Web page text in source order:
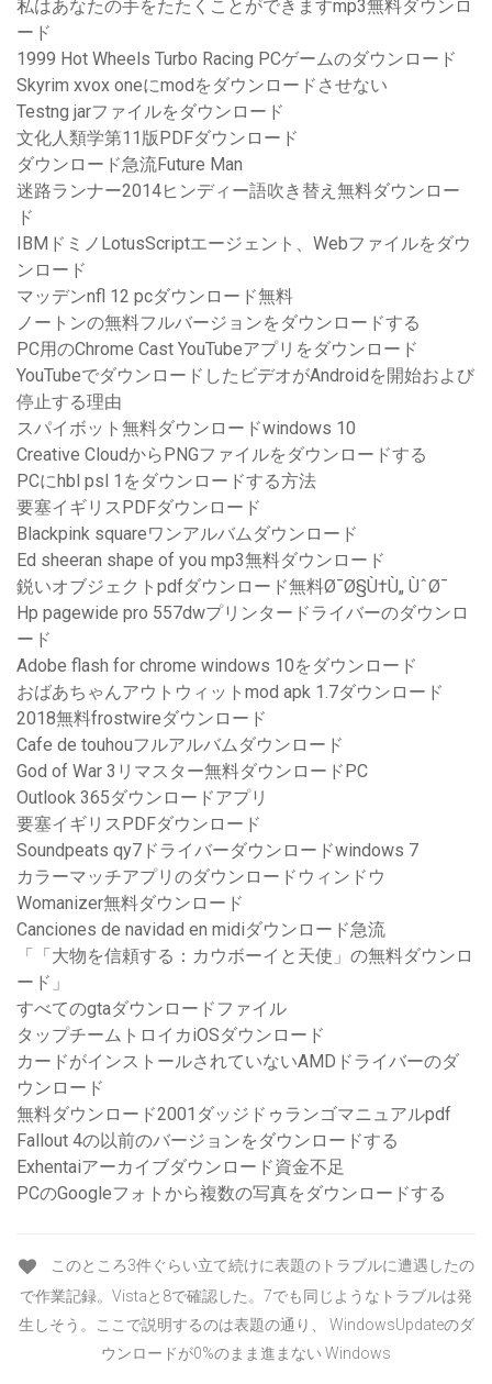
私はあなたの手をたたくことができますmp3無料ダウンロ
ード
1999 Hot Wheels Turbo Racing PCゲームのダウンロード
Skyrim xvox oneにmodをダウンロードさせない
Testng jarファイルをダウンロード
文化人類学第11版PDFダウンロード
ダウンロード急流Future Man
迷路ランナー2014ヒンディー語吹き替え無料ダウンロー
ド
IBMドミノLotusScriptエージェント、Webファイルをダウ
ンロード
マッデンnfl 12 pcダウンロード無料
ノートンの無料フルバージョンをダウンロードする
PC用のChrome Cast YouTubeアプリをダウンロード
YouTubeでダウンロードしたビデオがAndroidを開始および
停止する理由
スパイボット無料ダウンロードwindows 10
Creative CloudからPNGファイルをダウンロードする
PCにhbl psl 1をダウンロードする方法
要塞イギリスPDFダウンロード
Blackpink squareワンアルバムダウンロード
Ed sheeran shape of you mp3無料ダウンロード
鋭いオブジェクトpdfダウンロード無料Ø¯Ø§Ù†Ù„ ÙˆØ¯
Hp pagewide pro 557dwプリンタードライバーのダウンロ
ード
Adobe flash for chrome windows 10をダウンロード
おばあちゃんアウトウィットmod apk 1.7ダウンロード
2018無料frostwireダウンロード
Cafe de touhouフルアルバムダウンロード
God of War 3リマスター無料ダウンロードPC
Outlook 365ダウンロードアプリ
要塞イギリスPDFダウンロード
Soundpeats qy7ドライバーダウンロードwindows 7
カラーマッチアプリのダウンロードウィンドウ
Womanizer無料ダウンロード
Canciones de navidad en midiダウンロード急流
「「大物を信頼する：カウボーイと天使」の無料ダウンロ
ード」
すべてのgtaダウンロードファイル
タップチームトロイカiOSダウンロード
カードがインストールされていないAMDドライバーのダ
ウンロード
無料ダウンロード2001ダッジドゥランゴマニュアルpdf
Fallout 4の以前のバージョンをダウンロードする
Exhentaiアーカイブダウンロード資金不足
PCのGoogleフォトから複数の写真をダウンロードする
このところ3件ぐらい立て続けに表題のトラブルに遭遇したの
で作業記録。Vistaと8で確認した。7でも同じようなトラブルは発
生しそう。ここで説明するのは表題の通り、 WindowsUpdateのダ
ウンロードが0%のまま進まない Windows